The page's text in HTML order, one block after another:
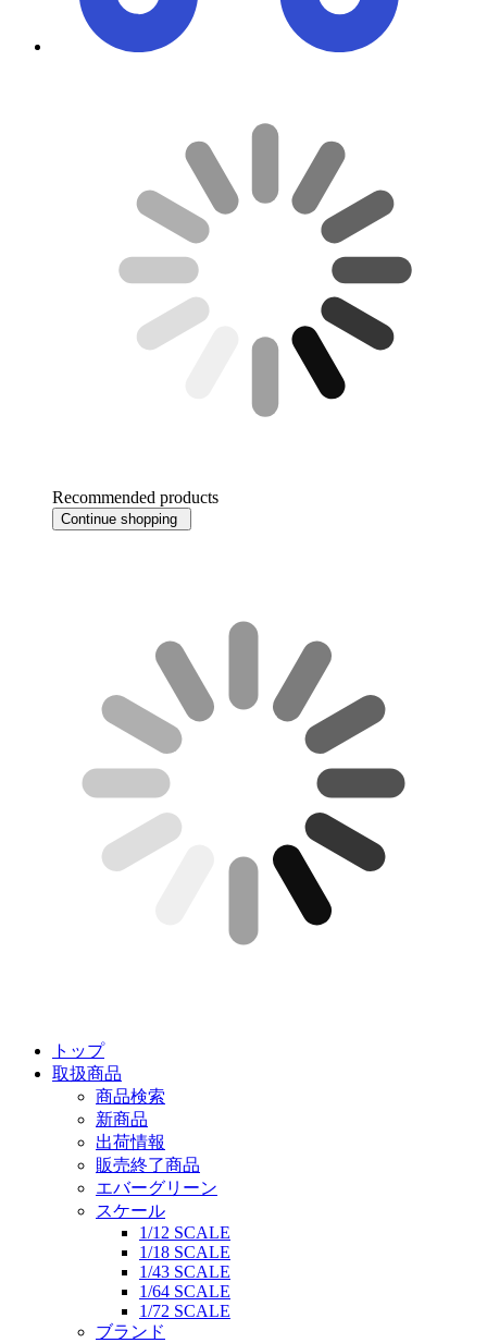
Recommended products
Continue shopping
トップ
取扱商品
商品検索
新商品
出荷情報
販売終了商品
エバーグリーン
スケール
1/12 SCALE
1/18 SCALE
1/43 SCALE
1/64 SCALE
1/72 SCALE
ブランド